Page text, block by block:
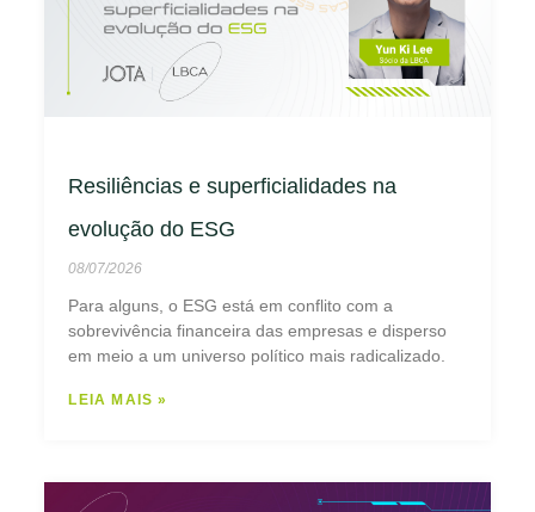
Resiliências e superficialidades na
evolução do ESG
08/07/2026
Para alguns, o ESG está em conflito com a
sobrevivência financeira das empresas e disperso
em meio a um universo político mais radicalizado.
LEIA MAIS »